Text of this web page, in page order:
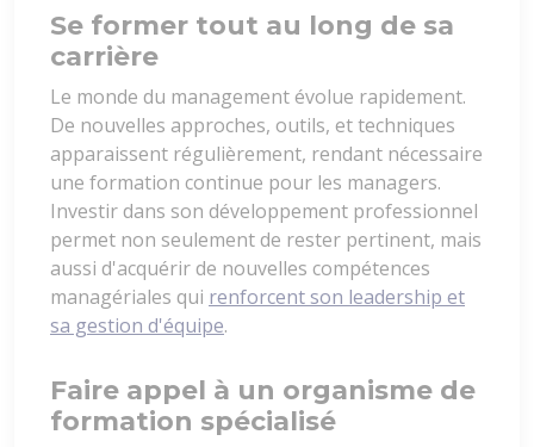
Se former tout au long de sa
carrière
Le monde du management évolue rapidement.
De nouvelles approches, outils, et techniques
apparaissent régulièrement, rendant nécessaire
une formation continue pour les managers.
Investir dans son développement professionnel
permet non seulement de rester pertinent, mais
aussi d'acquérir de nouvelles compétences
managériales qui renforcent son leadership et
sa gestion d'équipe.
Faire appel à un organisme de
formation spécialisé